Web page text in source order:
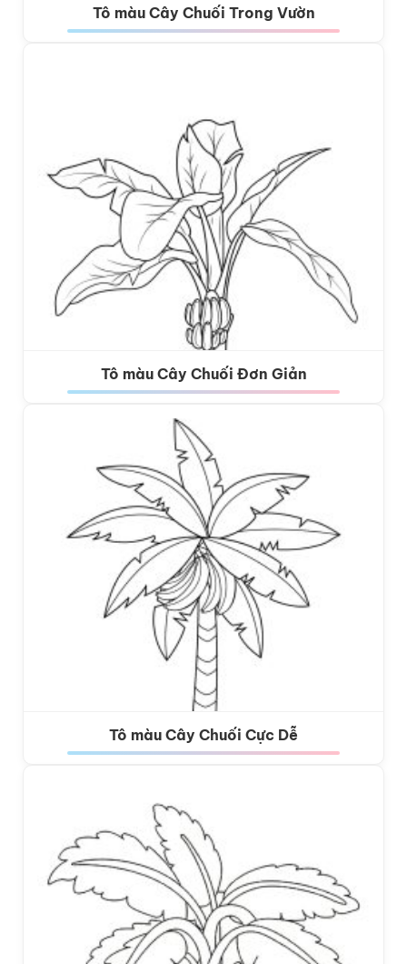
Tô màu Cây Chuối Trong Vườn
Tô màu Cây Chuối Đơn Giản
Tô màu Cây Chuối Cực Dễ